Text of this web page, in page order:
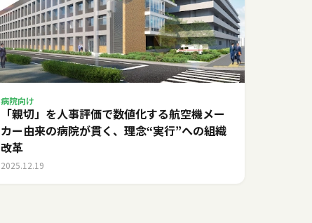
病院向け
「親切」を人事評価で数値化する――航空機メー
カー由来の病院が貫く、理念“実行”への組織
改革
2025.12.19